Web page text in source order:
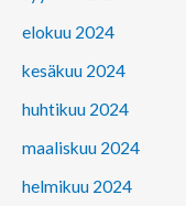
elokuu 2024
kesäkuu 2024
huhtikuu 2024
maaliskuu 2024
helmikuu 2024